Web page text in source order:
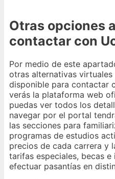
Otras opciones
contactar con
Por medio de este
otras alternativas
disponible para contactar
verás la plataforma web
puedas ver todos los
navegar por el portal
las secciones para
programas de estudios
precios de cada carrera y
tarifas especiales, becas
efectuar pasantías en